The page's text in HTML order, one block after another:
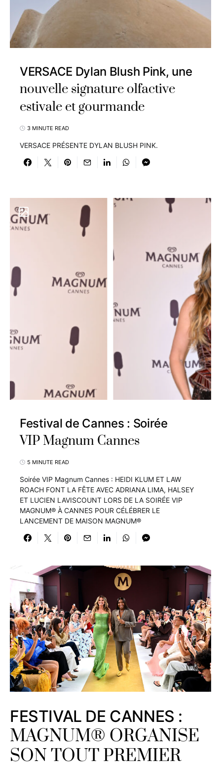
VERSACE Dylan Blush Pink, une
nouvelle signature olfactive
estivale et gourmande
3 MINUTE READ
VERSACE PRÉSENTE DYLAN BLUSH PINK.
Festival de Cannes : Soirée
VIP Magnum Cannes
5 MINUTE READ
Soirée VIP Magnum Cannes : HEIDI KLUM ET LAW
ROACH FONT LA FÊTE AVEC ADRIANA LIMA, HALSEY
ET LUCIEN LAVISCOUNT LORS DE LA SOIRÉE VIP
MAGNUM® À CANNES POUR CÉLÉBRER LE
LANCEMENT DE MAISON MAGNUM®
FESTIVAL DE CANNES :
MAGNUM® ORGANISE
SON TOUT PREMIER